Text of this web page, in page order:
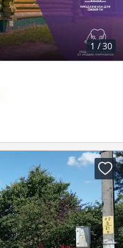
1 /30